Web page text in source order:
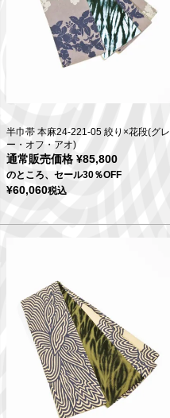
半巾帯 本麻24-221-05 絞り×花段(グレ
ー・オフ・アオ)
通常販売価格 ¥85,800
のところ、セール30％OFF
¥60,060税込